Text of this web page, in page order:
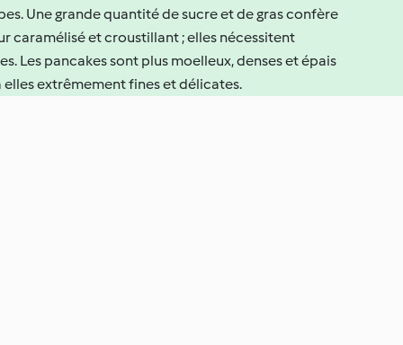
Une grande quantité de sucre et de gras confère
caramélisé et croustillant ; elles nécessitent
Les pancakes sont plus moelleux, denses et épais
elles extrêmement fines et délicates.